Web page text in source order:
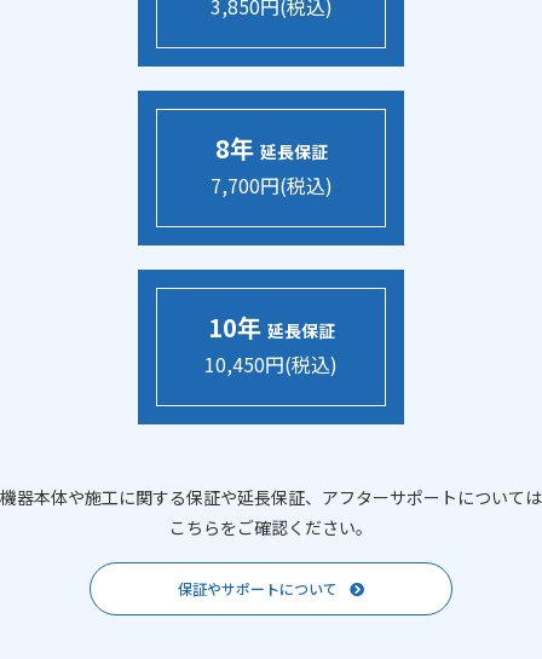
3,850円(税込)
8年 延長保証
7,700円(税込)
10年 延長保証
10,450円(税込)
機器本体や施工に関する保証や延長保証、アフターサポートについては
こちらをご確認ください。
保証やサポートについて